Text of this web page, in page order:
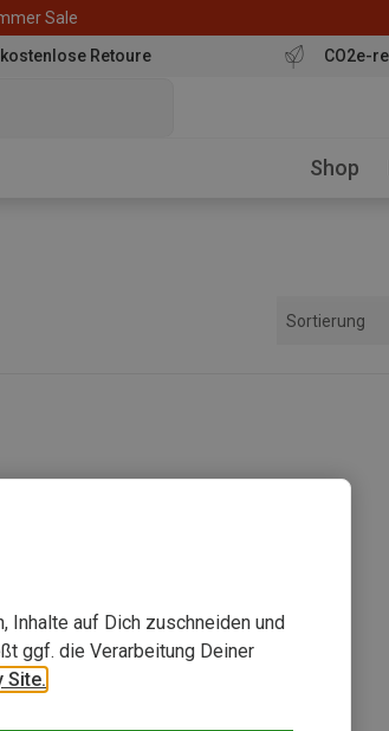
Sale
Retoure CO2e-
Shop
Sortierung
Inhalte auf Dich zuschneiden und
ggf. die Verarbeitung Deiner
Site.